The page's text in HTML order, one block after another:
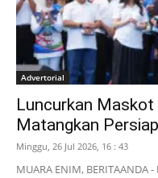
Advertorial
Luncurkan Maskot
Matangkan
Minggu, 26 Jul 2026, 16 : 43
MUARA ENIM,